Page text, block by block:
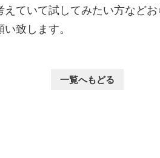
えていて試してみたい方など
致します。
一覧へもどる